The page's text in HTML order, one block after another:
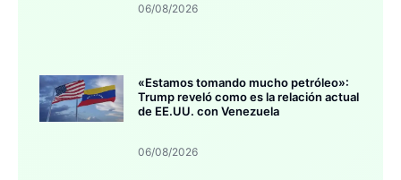
06/08/2026
«Estamos tomando mucho petróleo»:
Trump reveló como es la relación actual
de EE.UU. con Venezuela
06/08/2026